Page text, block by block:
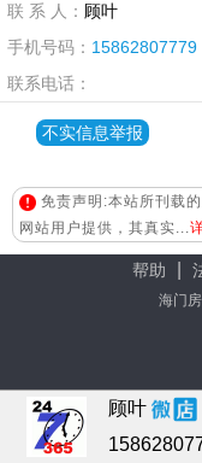
联 系 人： 顾叶
手机号码： 15862807779
联系电话：
不实信息举报
免责声明:本站所刊载
网站用户提供，其真实...
帮助
海门
顾叶